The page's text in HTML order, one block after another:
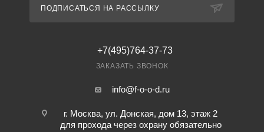
ПОДПИСАТЬСЯ НА РАССЫЛКУ
+7(495)764-37-73
ЗАКАЗАТЬ ЗВОНОК
info@f-o-o-d.ru
г. Москва, ул. Донская, дом 13, этаж 2
для прохода через охрану обязательно